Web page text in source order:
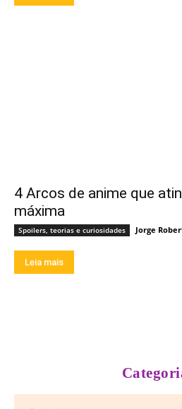
4 Arcos de anime que
máxima
Spoilers, teorias e curiosidades Jorge
Leia mais